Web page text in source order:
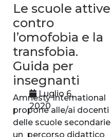
Le scuole attive
contro
l’omofobia e la
transfobia.
Guida per
insegnanti
Amnesty International
propone alle/ai docenti
delle scuole secondarie
un percorso didattico
Luglio 6,
2020